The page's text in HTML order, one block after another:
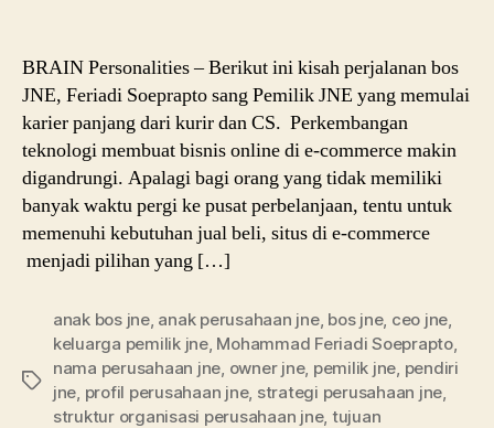
BRAIN Personalities – Berikut ini kisah perjalanan bos
JNE, Feriadi Soeprapto sang Pemilik JNE yang memulai
karier panjang dari kurir dan CS. Perkembangan
teknologi membuat bisnis online di e-commerce makin
digandrungi. Apalagi bagi orang yang tidak memiliki
banyak waktu pergi ke pusat perbelanjaan, tentu untuk
memenuhi kebutuhan jual beli, situs di e-commerce
menjadi pilihan yang […]
Tags
anak bos jne, anak perusahaan jne, bos jne, ceo jne
keluarga pemilik jne, Mohammad Feriadi Soeprapto,
nama perusahaan jne owner jne, pemilik jne pendiri
jne profil perusahaan jne, strategi perusahaan jne
struktur organisasi perusahaan jne, tujuan